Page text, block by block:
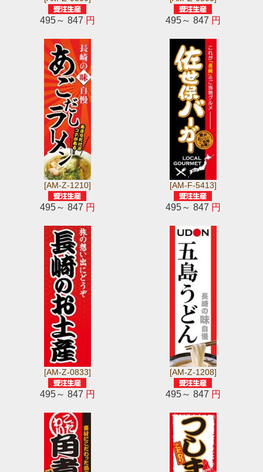
495～ 847 円 495～ 847 円
[AM-Z-1210]
495～ 847 円
[AM-F-5413]
495～ 847 円
[AM-Z-0833]
495～ 847 円
[AM-Z-1208]
495～ 847 円